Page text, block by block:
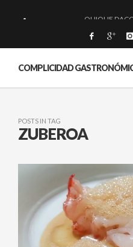
QUIQUE
EL BARUCO DE
MONTIA:
COMPLICIDAD
POSTS IN TAG
ZUBEROA